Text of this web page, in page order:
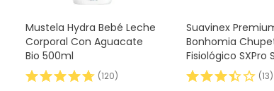
Mustela Hydra Bebé Leche
Corporal Con Aguacate
Bio 500ml
(120)
Suavinex
Bonhomia
Fisiológico SXPro
0-6M 1ud
(13)